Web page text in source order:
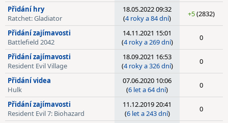
Přidání hry
Ratchet: Gladiator
18.05.2022 09:32
(4 roky a 84 dní) +5(2832)
Přidání zajímavosti
Battlefield 2042
14.11.2021 15:01
(4 roky a 269 dní) 0
Přidání zajímavosti
Resident Evil Village
18.09.2021 16:53
(4 roky a 326 dní) 0
Přidání videa
Hulk
07.06.2020 10:06
(6 let a 64 dní) 0
Přidání zajímavosti
Resident Evil 7: Biohazard
11.12.2019 20:41
(6 let a 243 dní) 0